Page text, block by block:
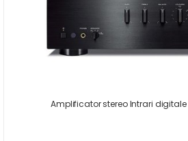
Amplificator stereo Intrari